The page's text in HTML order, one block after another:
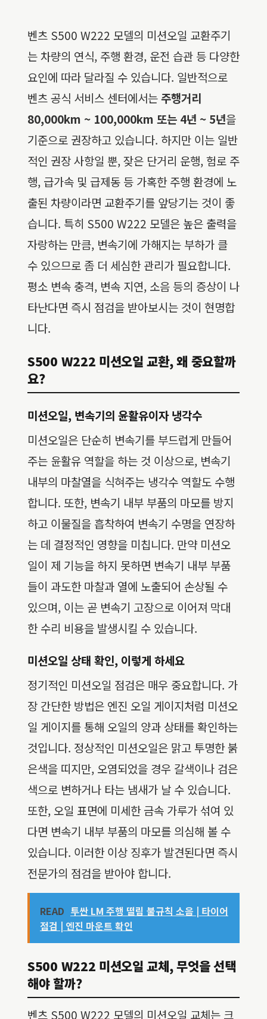
벤츠 S500 W222 모델의 미션오일 교환주기
는 차량의 연식, 주행 환경, 운전 습관 등 다양한
요인에 따라 달라질 수 있습니다. 일반적으로
벤츠 공식 서비스 센터에서는주행거리
80,000km ~ 100,000km 또는 4년 ~ 5년을
기준으로 권장하고 있습니다. 하지만 이는 일반
적인 권장 사항일 뿐, 잦은 단거리 운행, 험로 주
행, 급가속 및 급제동 등 가혹한 주행 환경에 노
출된 차량이라면 교환주기를 앞당기는 것이 좋
습니다. 특히 S500 W222 모델은 높은 출력을
자랑하는 만큼, 변속기에 가해지는 부하가 클
수 있으므로 좀 더 세심한 관리가 필요합니다.
평소 변속 충격, 변속 지연, 소음 등의 증상이 나
타난다면 즉시 점검을 받아보시는 것이 현명합
니다.
S500 W222 미션오일 교환, 왜 중요할까
요?
미션오일, 변속기의 윤활유이자 냉각수
미션오일은 단순히 변속기를 부드럽게 만들어
주는 윤활유 역할을 하는 것 이상으로, 변속기
내부의 마찰열을 식혀주는 냉각수 역할도 수행
합니다. 또한, 변속기 내부 부품의 마모를 방지
하고 이물질을 흡착하여 변속기 수명을 연장하
는 데 결정적인 영향을 미칩니다. 만약 미션오
일이 제 기능을 하지 못하면 변속기 내부 부품
들이 과도한 마찰과 열에 노출되어 손상될 수
있으며, 이는 곧 변속기 고장으로 이어져 막대
한 수리 비용을 발생시킬 수 있습니다.
미션오일 상태 확인, 이렇게 하세요
정기적인 미션오일 점검은 매우 중요합니다. 가
장 간단한 방법은 엔진 오일 게이지처럼 미션오
일 게이지를 통해 오일의 양과 상태를 확인하는
것입니다. 정상적인 미션오일은 맑고 투명한 붉
은색을 띠지만, 오염되었을 경우 갈색이나 검은
색으로 변하거나 타는 냄새가 날 수 있습니다.
또한, 오일 표면에 미세한 금속 가루가 섞여 있
다면 변속기 내부 부품의 마모를 의심해 볼 수
있습니다. 이러한 이상 징후가 발견된다면 즉시
전문가의 점검을 받아야 합니다.
READ 투싼 LM 주행 떨림 불규칙 소음 | 타이어
점검 | 엔진 마운트 확인
S500 W222 미션오일 교체, 무엇을 선택
해야 할까?
벤츠 S500 W222 모델의 미션오일 교체는 크